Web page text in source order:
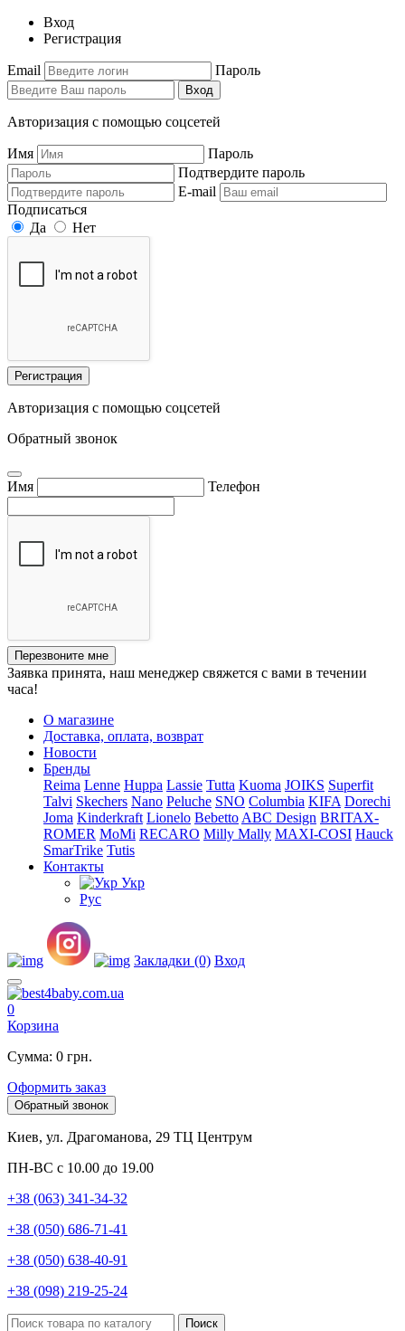
Вход
Регистрация
Email Пароль
Вход
Авторизация с помощью соцсетей
Имя
Пароль
Подтвердите пароль
E-mail
Подписаться
Да
Нет
Регистрация
Авторизация с помощью соцсетей
Обратный звонок
Имя Телефон
Перезвоните мне
Заявка принята, наш менеджер свяжется с вами в течении
часа!
О магазине
Доставка, оплата, возврат
Новости
Бренды
Reima Lenne Huppa Lassie Tutta Kuoma JOIKS Superfit
Talvi Skechers Nano Peluche SNO Columbia KIFA Dorechi
Joma Kinderkraft Lionelo Bebetto ABC Design BRITAX-
ROMER MoMi RECARO Milly Mally MAXI-COSI Hauck
SmarTrike Tutis
Контакты
Укр
Рус
Закладки (0) Вход
0
Корзина
Сумма: 0 грн.
Оформить заказ
Обратный звонок
Киев, ул. Драгоманова, 29 ТЦ Центрум
ПН-ВС с 10.00 до 19.00
+38 (063) 341-34-32
+38 (050) 686-71-41
+38 (050) 638-40-91
+38 (098) 219-25-24
Поиск